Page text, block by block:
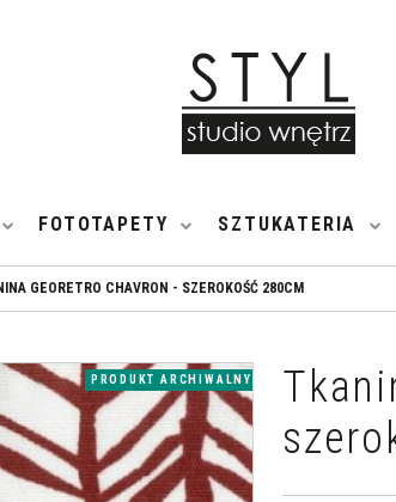
FOTOTAPETY SZTUKATERIA
GEORETRO CHAVRON - SZEROKOŚĆ 280CM
PRODUKT ARCHIWALNY